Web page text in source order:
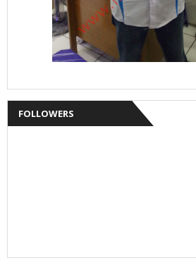
FOLLOWERS